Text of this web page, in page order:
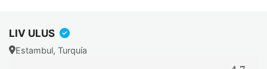
LIV ULUS
Estambul, Turquía